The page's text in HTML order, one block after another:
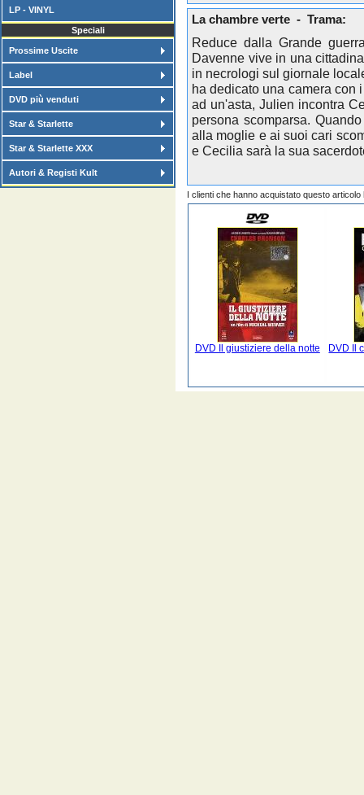
LP - VINYL
Speciali
Prossime Uscite
Label
DVD più venduti
Star & Starlette
Star & Starlette XXX
Autori & Registi Kult
La chambre verte - Trama:
Reduce dalla Grande
Davenne vive in una
in necrologi sul giornale
ha dedicato una camera con
ad un'asta, Julien incontra
persona scomparsa.
alla moglie e ai suoi cari
e Cecilia sarà la sua
I clienti che hanno acquistato questo
DVD Il giustiziere della notte DVD Il